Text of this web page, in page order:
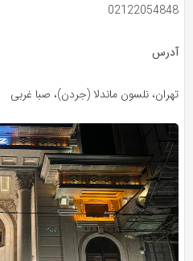
02122054848
آدرس
تهران، نلسون ماندلا (جردن)، صبا غربی